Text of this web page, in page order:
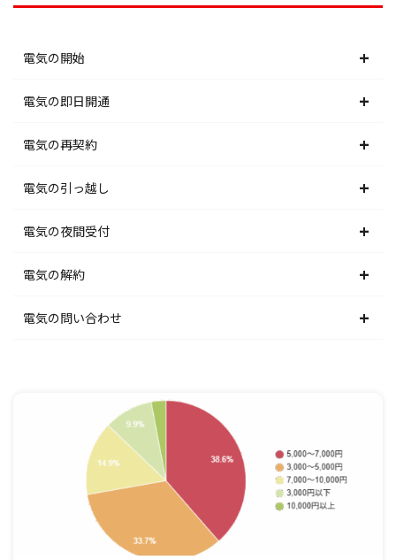
電気の開始
北海道電力エリア
東北電力エリア
東京電力エリア
北陸電力エリア
中部電力エリア
関西電力エリア
九州電力エリア
電気の即日開通
北海道電力エリア
東北電力エリア
東京電力エリア
北陸電力エリア
中部電力エリア
四国電力エリア
九州電力エリア
電気の再契約
北海道電力エリア
東北電力エリア
東京電力エリア
北陸電力エリア
中国電力エリア
四国電力エリア
九州電力エリア
電気の引っ越し
北海道電力エリア
東北電力エリア
東京電力エリア
関西電力エリア
中国電力エリア
四国電力エリア
電気の夜間受付
北海道電力エリア
東北電力エリア
中部電力エリア
関西電力エリア
中国電力エリア
電気の解約
北海道電力エリア
北陸電力エリア
中部電力エリア
関西電力エリア
電気の問い合わせ
東京電力エリア
北陸電力エリア
中部電力エリア